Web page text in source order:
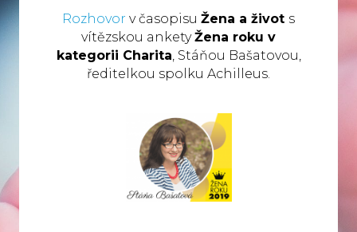
Rozhovor v časopisu Žena a život s
vítězskou anketyŽena roku v
kategorii Charita , Stáňou Bašatovou,
ředitelkou spolku Achilleus.